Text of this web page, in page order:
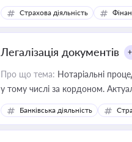
медійних змін у цій сфері
приватизації, оренди
Страхова діяльність
Легалізація документів
Про що тема: Нотаріальні
у тому числі за кордоном.
ризиків недійсності та
Банківська діяльність